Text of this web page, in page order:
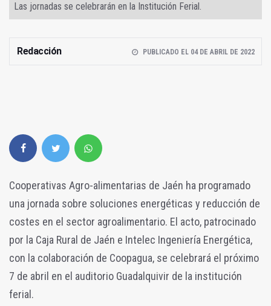
Las jornadas se celebrarán en la Institución Ferial.
Redacción PUBLICADO EL 04 DE ABRIL DE 2022
Cooperativas Agro-alimentarias de Jaén ha programado
una jornada sobre soluciones energéticas y reducción de
costes en el sector agroalimentario. El acto, patrocinado
por la Caja Rural de Jaén e Intelec Ingeniería Energética,
con la colaboración de Coopagua, se celebrará el próximo
7 de abril en el auditorio Guadalquivir de la institución
ferial.